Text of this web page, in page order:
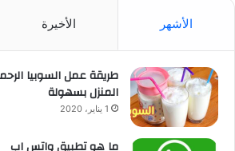
الأشهر الأخيرة
طريقة عمل السوبيا
المنزل بسهولة
1 يناير، 2020